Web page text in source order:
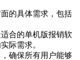
的具体需求，包括
合的单机版报销软
际需求。
确保所有用户能够